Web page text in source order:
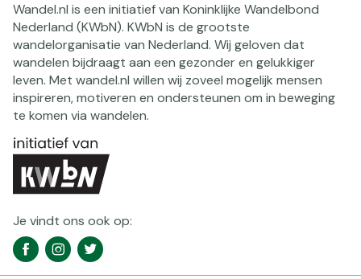
Wandel.nl is een initiatief van Koninklijke Wandelbond
Nederland (KWbN). KWbN is de grootste
wandelorganisatie van Nederland. Wij geloven dat
wandelen bijdraagt aan een gezonder en gelukkiger
leven. Met wandel.nl willen wij zoveel mogelijk mensen
inspireren, motiveren en ondersteunen om in beweging
te komen via wandelen.
Je vindt ons ook op:
Social
media
FacebookInstagramTwitter